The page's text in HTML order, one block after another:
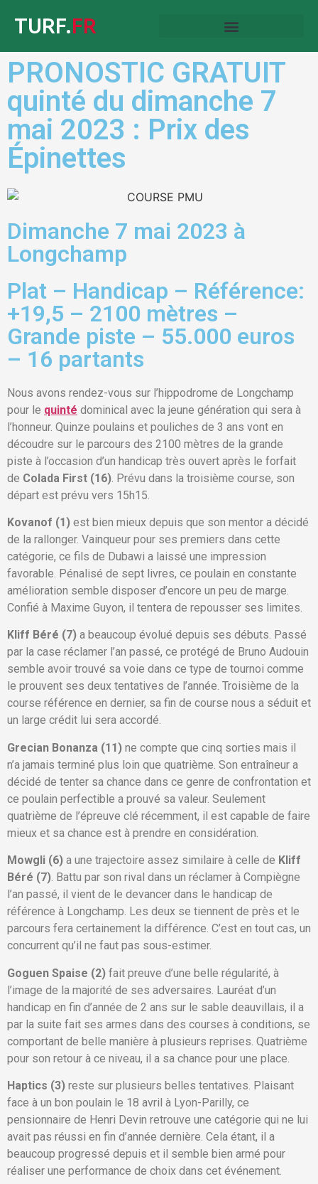
TURF.FR
PRONOSTIC GRATUIT
quinté du dimanche 7
mai 2023 : Prix des
Épinettes
Dimanche 7 mai 2023 à
Longchamp
Plat – Handicap – Référence:
+19,5 – 2100 mètres –
Grande piste – 55.000 euros
– 16 partants
Nous avons rendez-vous sur l’hippodrome de Longchamp
pour le quinté dominical avec la jeune génération qui sera à
l’honneur. Quinze poulains et pouliches de 3 ans vont en
découdre sur le parcours des 2100 mètres de la grande
piste à l’occasion d’un handicap très ouvert après le forfait
de Colada First (16) . Prévu dans la troisième course, son
départ est prévu vers 15h15.
Kovanof (1) est bien mieux depuis que son mentor a décidé
de la rallonger. Vainqueur pour ses premiers dans cette
catégorie, ce fils de Dubawi a laissé une impression
favorable. Pénalisé de sept livres, ce poulain en constante
amélioration semble disposer d’encore un peu de marge.
Confié à Maxime Guyon, il tentera de repousser ses limites.
Kliff Béré (7) a beaucoup évolué depuis ses débuts. Passé
par la case réclamer l’an passé, ce protégé de Bruno Audouin
semble avoir trouvé sa voie dans ce type de tournoi comme
le prouvent ses deux tentatives de l’année. Troisième de la
course référence en dernier, sa fin de course nous a séduit et
un large crédit lui sera accordé.
Grecian Bonanza (11) ne compte que cinq sorties mais il
n’a jamais terminé plus loin que quatrième. Son entraîneur a
décidé de tenter sa chance dans ce genre de confrontation et
ce poulain perfectible a prouvé sa valeur. Seulement
quatrième de l’épreuve clé récemment, il est capable de faire
mieux et sa chance est à prendre en considération.
Mowgli (6) a une trajectoire assez similaire à celle de Kliff
Béré (7). Battu par son rival dans un réclamer à Compiègne
l’an passé, il vient de le devancer dans le handicap de
référence à Longchamp. Les deux se tiennent de près et le
parcours fera certainement la différence. C’est en tout cas, un
concurrent qu’il ne faut pas sous-estimer.
Goguen Spaise (2) fait preuve d’une belle régularité, à
l’image de la majorité de ses adversaires. Lauréat d’un
handicap en fin d’année de 2 ans sur le sable deauvillais, il a
par la suite fait ses armes dans des courses à conditions, se
comportant de belle manière à plusieurs reprises. Quatrième
pour son retour à ce niveau, il a sa chance pour une place.
Haptics (3) reste sur plusieurs belles tentatives. Plaisant
face à un bon poulain le 18 avril à Lyon-Parilly, ce
pensionnaire de Henri Devin retrouve une catégorie qui ne lui
avait pas réussi en fin d’année dernière. Cela étant, il a
beaucoup progressé depuis et il semble bien armé pour
réaliser une performance de choix dans cet événement.